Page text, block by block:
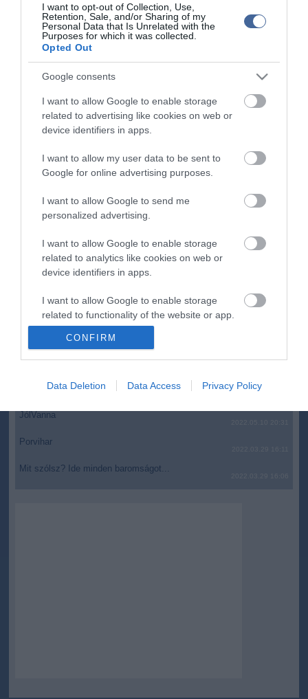
I want to opt-out of Collection, Use,
Retention, Sale, and/or Sharing of my
Personal Data that Is Unrelated with the
Purposes for which it was collected.
Opted Out
Google consents
I want to allow Google to enable storage
related to advertising like cookies on web or
device identifiers in apps.
I want to allow my user data to be sent to
Google for online advertising purposes.
I want to allow Google to send me
personalized advertising.
I want to allow Google to enable storage
related to analytics like cookies on web or
device identifiers in apps.
I want to allow Google to enable storage
related to functionality of the website or app.
I want to allow Google to enable storage
related to personalization.
I want to allow Google to enable storage
functionality and fraud prevention, and other
CONFIRM
Data Deletion Data Access Privacy Policy
ma.hu legfrissebb hírei:
Hulladékvadászat indul a Dunán: a rekordalacsony vízállás
Vitézy Dávid: háromszor annyian utaznak a komlói
Vitézy Dávid: 2,3 milliárd forint került vissza az államhoz
egy útdíjrendszeres ügylet felülvizsgálata után
megállítsa a tüzet
Második világháborús MG-42 géppuskát emeltek ki a
A Miniszterelnökség felmondta a Lounge Eventtel kötött
keretszerződését
Megérkezett az eső a Duna vízgyűjtőjére
top cikkek:
Nem is olyan egészséges a népszerű banán?
top fórum témák:
Tanár Úr gyere, mindjárt lesz Lillád!
AZ IGAZSÁG SOHA NEM KÉSŐ
JólVanna
Porvihar
Mit szólsz? Ide minden baromságot...